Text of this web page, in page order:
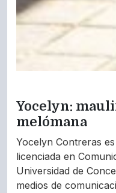
Yocelyn:
melómana
Yocelyn Contreras
licenciada en
Universidad de
medios de